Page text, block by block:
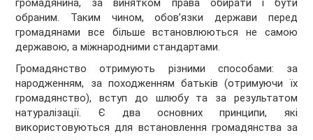
громадянина, за винятком права обирати і бути
обраним. Таким чином, обов’язки держави перед
громадянами все більше встановлюються не самою
державою, а міжнародними стандартами.
Громадянство отримують різними способами: за
народженням, за походженням батьків (отримуючи їх
громадянство), вступ до шлюбу та за результатом
натуралізації. Є два основних принципи, які
використовуються для встановлення громадянства за